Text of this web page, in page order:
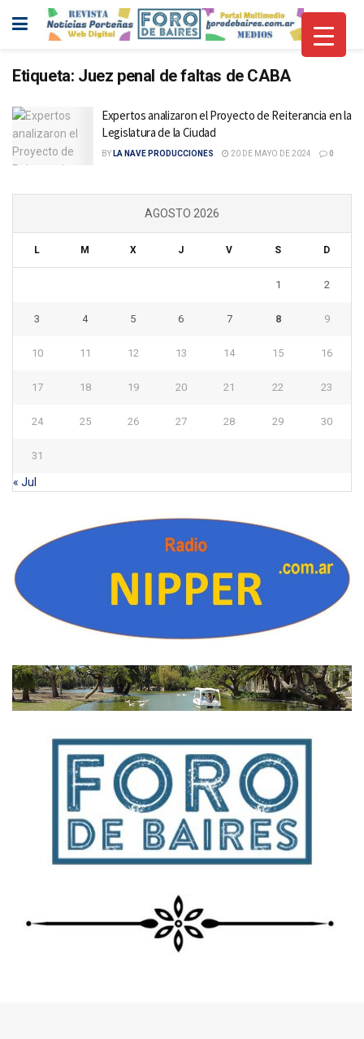
Etiqueta: Juez penal de faltas de CABA
Expertos analizaron el Proyecto de Reiterancia en la
Legislatura de la Ciudad
BY LA NAVE PRODUCCIONES 20 DE MAYO DE 2024 0
AGOSTO 2026
L M X J V S D
1 2
3 4 5 6 7 8 9
10 11 12 13 14 15 16
17 18 19 20 21 22 23
24 25 26 27 28 29 30
31
« Jul